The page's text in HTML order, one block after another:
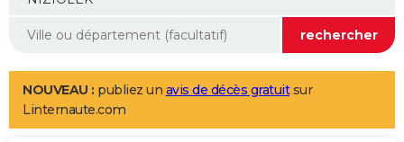
Mobiles
Meilleur smartphone
Internet
Ordinateurs
Jeux vidéo
Guide high-tech
Aménagement intérieur
LIFESTYLE
Art de vivre
Bien-être
Loisirs
Mode
Modes de vie
NOUVEAU : publiez un avis de décès gratuitsur
Linternaute.com